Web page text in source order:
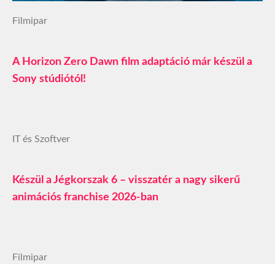
Filmipar
A Horizon Zero Dawn film adaptáció már készül a
Sony stúdiótól!
IT és Szoftver
Készül a Jégkorszak 6 – visszatér a nagy sikerű
animációs franchise 2026-ban
Filmipar